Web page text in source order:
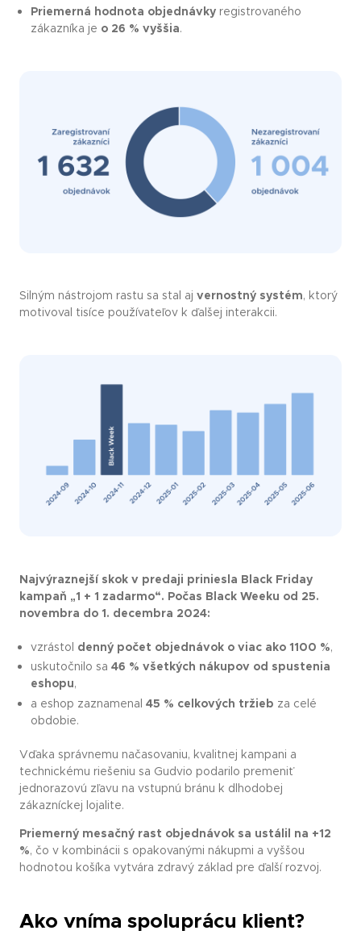
Priemerná hodnota objednávky registrovaného
zákazníka je o 26 % vyššia.
Silným nástrojom rastu sa stal aj vernostný systém, ktorý
motivoval tisíce používateľov k ďalšej interakcii.
Najvýraznejší skok v predaji priniesla Black Friday
kampaň „1 + 1 zadarmo“. Počas Black Weeku od 25.
novembra do 1. decembra 2024:
vzrástol denný počet objednávok o viac ako 1100 %,
uskutočnilo sa46 % všetkých nákupov od spustenia
eshopu,
a eshop zaznamenal45 % celkových tržieb za celé
obdobie.
Vďaka správnemu načasovaniu, kvalitnej kampani a
technickému riešeniu sa Gudvio podarilo premeniť
jednorazovú zľavu na vstupnú bránu k dlhodobej
zákazníckej lojalite.
Priemerný mesačný rast objednávok sa ustálil na +12
%, čo v kombinácii s opakovanými nákupmi a vyššou
hodnotou košíka vytvára zdravý základ pre ďalší rozvoj.
Ako vníma spoluprácu klient?